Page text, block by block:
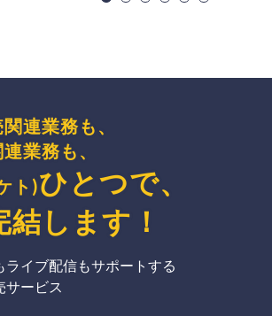
連業務も、
業務も、
ト)ひとつで、
結 します ！
ライブ配信もサポートする
サービス